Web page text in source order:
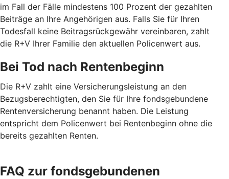
im Fall der Fälle mindestens 100 Prozent der gezahlten
Beiträge an Ihre Angehörigen aus. Falls Sie für Ihren
Todesfall keine Beitragsrückgewähr vereinbaren, zahlt
die R+V Ihrer Familie den aktuellen Policenwert aus.
Bei Tod nach Rentenbeginn
Die R+V zahlt eine Versicherungsleistung an den
Bezugsberechtigten, den Sie für Ihre fondsgebundene
Rentenversicherung benannt haben. Die Leistung
entspricht dem Policenwert bei Rentenbeginn ohne die
bereits gezahlten Renten.
FAQ zur fondsgebundenen